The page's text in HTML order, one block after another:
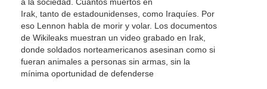
a la sociedad. Cuántos muertos en
Irak, tanto de estadounidenses, como Iraquíes. Por
eso Lennon habla de morir y volar. Los documentos
de Wikileaks muestran un video grabado en Irak,
donde soldados norteamericanos asesinan como si
fueran animales a personas sin armas, sin la
mínima oportunidad de defenderse